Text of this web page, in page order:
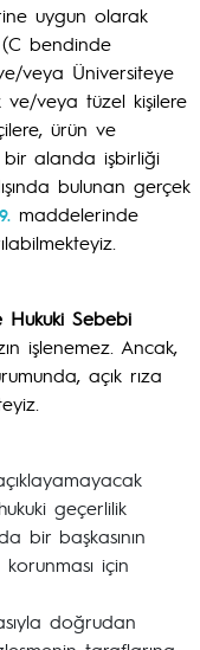
uygun olarak
bendinde
veya Üniversiteye
ve/veya tüzel kişilere
ürün ve
bir alanda işbirliği
bulunan gerçek
maddelerinde
Hukuki Sebebi
işlenemez. Ancak,
açık rıza
geçerlilik
bir başkasının
için
doğrudan